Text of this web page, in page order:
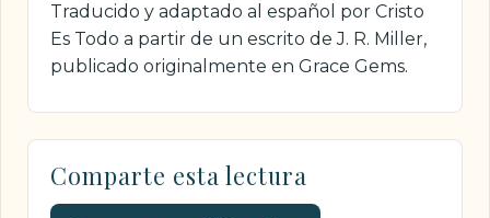
Traducido y adaptado al español por Cristo
Es Todo a partir de un escrito de J. R. Miller,
publicado originalmente en Grace Gems.
Comparte esta lectura